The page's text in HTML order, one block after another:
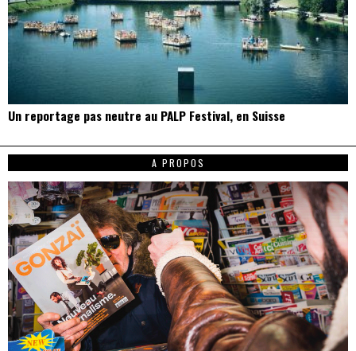
Un reportage pas neutre au PALP Festival, en Suisse
A PROPOS